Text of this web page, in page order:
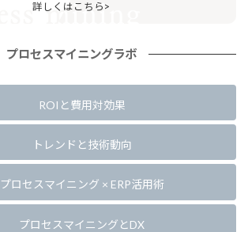
詳しくはこちら>
プロセスマイニングラボ
ROIと費用対効果
トレンドと技術動向
プロセスマイニング × ERP活用術
プロセスマイニングとDX